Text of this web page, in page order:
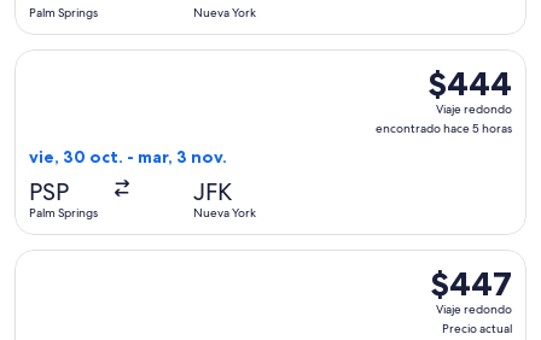
Palm Springs Nueva York
$444
Viaje
redondo,
$444
Viaje redondo
encontrado hace 5 horas
vie, 30 oct. - mar, 3 nov.
PSP
Palm Springs
JFK
Nueva York
Seleccionar vuelo de Bargain Flight, con salida el vie, 30
$447
Viaje
redondo,
$447
Viaje redondo
Precio actual
Seleccionar vuelo de Delta, con salida el sáb, 5 dic. desde